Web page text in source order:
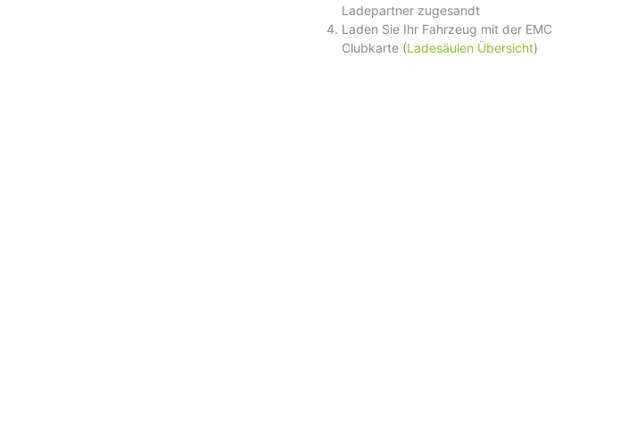
Ladepartner zugesandt
Laden Sie Ihr Fahrzeug mit der EMC
Clubkarte (Ladesäulen Übersicht)